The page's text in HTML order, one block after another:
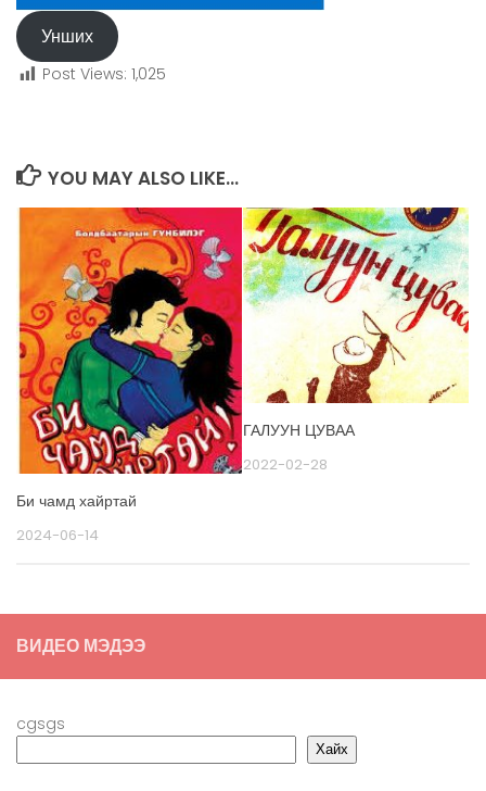
Унших
Post Views: 1,025
YOU MAY ALSO LIKE...
Би чамд хайртай
2024-06-14
ГАЛУУН ЦУВАА
2022-02-28
ВИДЕО МЭДЭЭ
cgsgs
Хайх